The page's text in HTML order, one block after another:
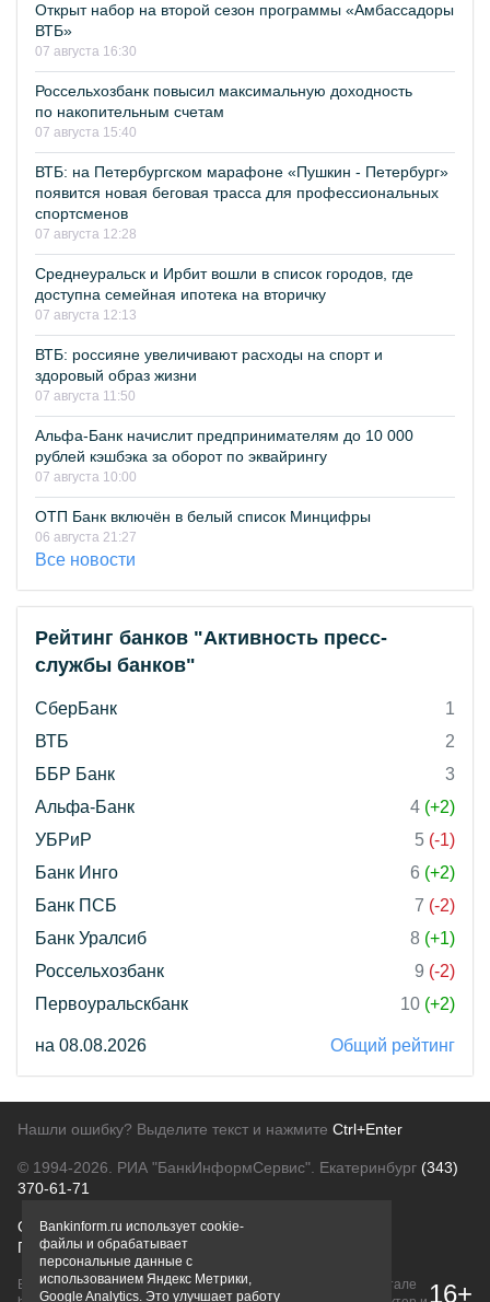
Открыт набор на второй сезон программы «Амбассадоры
ВТБ»
07 августа 16:30
Россельхозбанк повысил максимальную доходность
по накопительным счетам
07 августа 15:40
ВТБ: на Петербургском марафоне «Пушкин - Петербург»
появится новая беговая трасса для профессиональных
спортсменов
07 августа 12:28
Среднеуральск и Ирбит вошли в список городов, где
доступна семейная ипотека на вторичку
07 августа 12:13
ВТБ: россияне увеличивают расходы на спорт и
здоровый образ жизни
07 августа 11:50
Альфа-Банк начислит предпринимателям до 10 000
рублей кэшбэка за оборот по эквайрингу
07 августа 10:00
ОТП Банк включён в белый список Минцифры
06 августа 21:27
Все новости
Рейтинг банков "Активность пресс-
службы банков"
СберБанк
1
ВТБ
2
ББР Банк
3
Альфа-Банк
4 (+2)
УБРиР
5 (-1)
Банк Инго
6 (+2)
Банк ПСБ
7 (-2)
Банк Уралсиб
8 (+1)
Россельхозбанк
9 (-2)
Первоуральскбанк
10 (+2)
на 08.08.2026 Общий рейтинг
Нашли ошибку? Выделите текст и нажмите Ctrl+Enter
© 1994-2026. РИА "БанкИнформСервис". Екатеринбург (343)
370-61-71
О проектеПолитика конфиденциальности
Правовая информацияДля рекламодателей
Вся информация о продуктах банков, размещенная на портале
16+
Bankinform.ru использует cookie-
файлы и обрабатывает
персональные данные с
использованием Яндекс Метрики,
Google Analytics. Это улучшает работу